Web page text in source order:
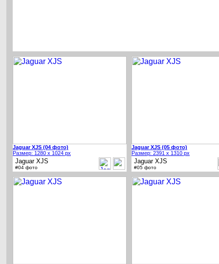
Jaguar XJS (04 фото)
Размер: 1280 x 1024 px
Jaguar XJS
#04 фото
Jaguar XJS (05 фото)
Размер: 2391 x 1310 px
Jaguar XJS
#05 фото